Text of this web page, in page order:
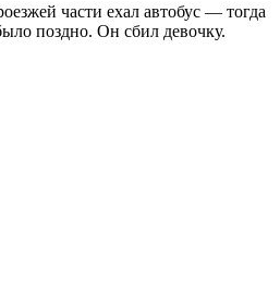
части ехал автобус — тогда
поздно. Он сбил девочку.